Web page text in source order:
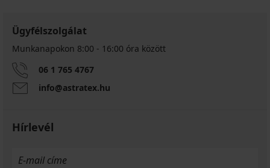
Ügyfélszolgálat
Munkanapokon 8:00 - 16:00 óra között
06 1 765 4767
info@astratex.hu
Hírlevél